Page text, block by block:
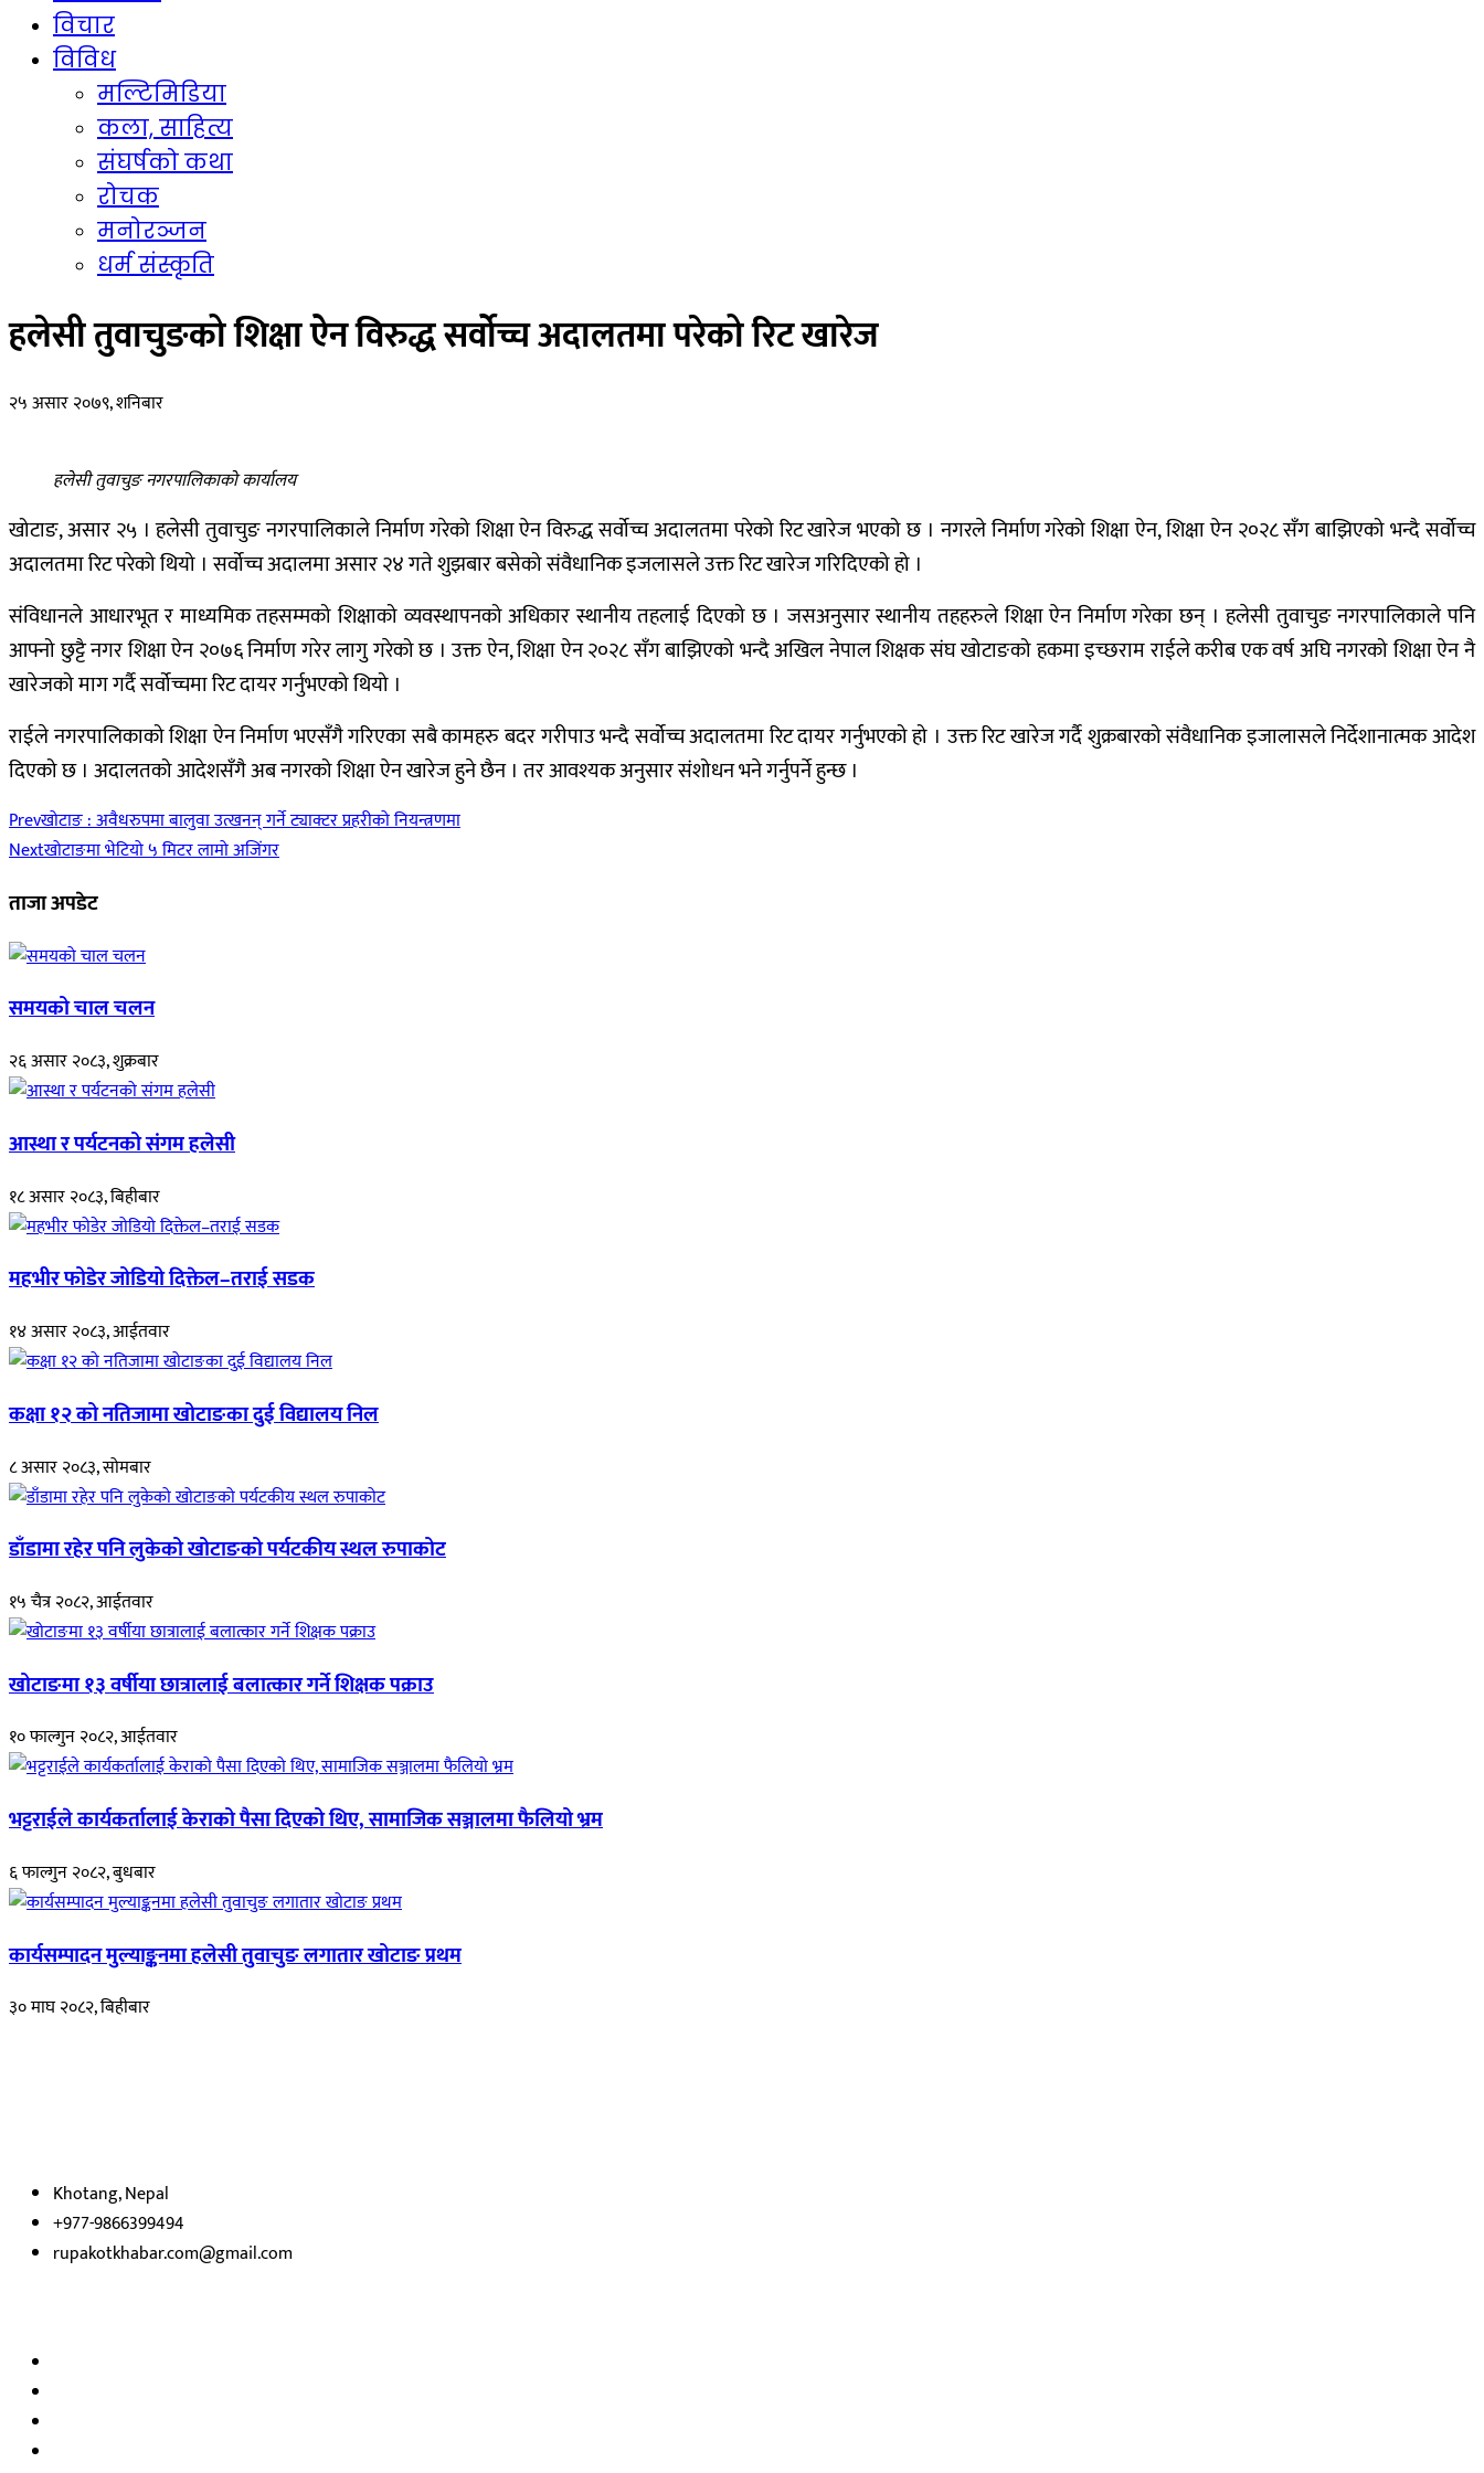
विचार
विविध
मल्टिमिडिया
कला, साहित्य
संघर्षको कथा
रोचक
मनोरञ्जन
धर्म संस्कृति
हलेसी तुवाचुङको शिक्षा ऐन विरुद्ध सर्वोच्च अदालतमा परेको रिट खारेज
२५ असार २०७९, शनिबार
हलेसी तुवाचुङ नगरपालिकाको कार्यालय
खोटाङ, असार २५ । हलेसी तुवाचुङ नगरपालिकाले निर्माण गरेको शिक्षा ऐन विरुद्ध सर्वोच्च अदालतमा परेको रिट खारेज भएको छ । नगरले निर्माण गरेको शिक्षा ऐन, शिक्षा ऐन २०२८ सँग बाझिएको भन्दै सर्वोच्च
अदालतमा रिट परेको थियो । सर्वोच्च अदालमा असार २४ गते शुझबार बसेको संवैधानिक इजलासले उक्त रिट खारेज गरिदिएको हो ।
संविधानले आधारभूत र माध्यमिक तहसम्मको शिक्षाको व्यवस्थापनको अधिकार स्थानीय तहलाई दिएको छ । जसअनुसार स्थानीय तहहरुले शिक्षा ऐन निर्माण गरेका छन् । हलेसी तुवाचुङ नगरपालिकाले पनि
आफ्नो छुट्टै नगर शिक्षा ऐन २०७६ निर्माण गरेर लागु गरेको छ । उक्त ऐन, शिक्षा ऐन २०२८ सँग बाझिएको भन्दै अखिल नेपाल शिक्षक संघ खोटाङको हकमा इच्छराम राईले करीब एक वर्ष अघि नगरको शिक्षा ऐन नै
खारेजको माग गर्दै सर्वोच्चमा रिट दायर गर्नुभएको थियो ।
राईले नगरपालिकाको शिक्षा ऐन निर्माण भएसँगै गरिएका सबै कामहरु बदर गरीपाउ भन्दै सर्वोच्च अदालतमा रिट दायर गर्नुभएको हो । उक्त रिट खारेज गर्दै शुक्रबारको संवैधानिक इजालासले निर्देशानात्मक आदेश
दिएको छ । अदालतको आदेशसँगै अब नगरको शिक्षा ऐन खारेज हुने छैन । तर आवश्यक अनुसार संशोधन भने गर्नुपर्ने हुन्छ ।
Prevखोटाङ : अवैधरुपमा बालुवा उत्खनन् गर्ने ट्याक्टर प्रहरीको नियन्त्रणमा
Nextखोटाङमा भेटियो ५ मिटर लामो अजिंगर
ताजा अपडेट
समयको चाल चलन
२६ असार २०८३, शुक्रबार
आस्था र पर्यटनको संगम हलेसी
१८ असार २०८३, बिहीबार
महभीर फोडेर जोडियो दिक्तेल–तराई सडक
१४ असार २०८३, आईतवार
कक्षा १२ को नतिजामा खोटाङका दुई विद्यालय निल
८ असार २०८३, सोमबार
डाँडामा रहेर पनि लुकेको खोटाङको पर्यटकीय स्थल रुपाकोट
१५ चैत्र २०८२, आईतवार
खोटाङमा १३ वर्षीया छात्रालाई बलात्कार गर्ने शिक्षक पक्राउ
१० फाल्गुन २०८२, आईतवार
भट्टराईले कार्यकर्तालाई केराको पैसा दिएको थिए, सामाजिक सञ्जालमा फैलियो भ्रम
६ फाल्गुन २०८२, बुधबार
कार्यसम्पादन मुल्याङ्कनमा हलेसी तुवाचुङ लगातार खोटाङ प्रथम
३० माघ २०८२, बिहीबार
Khotang, Nepal
+977-9866399494
rupakotkhabar.com@gmail.com